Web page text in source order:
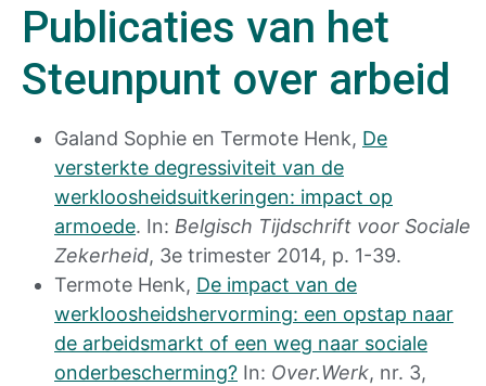
Publicaties van het
Steunpunt over arbeid
Galand Sophie en Termote Henk, De
versterkte degressiviteit van de
werkloosheidsuitkeringen: impact op
armoede. In: Belgisch Tijdschrift voor Sociale
Zekerheid, 3e trimester 2014, p. 1-39.
Termote Henk, De impact van de
werkloosheidshervorming: een opstap naar
de arbeidsmarkt of een weg naar sociale
onderbescherming? In: Over.Werk, nr. 3,